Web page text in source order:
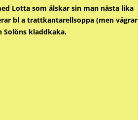
Lotta som älskar sin man nästa lika
bl a trattkantarellsoppa (men vägrar
Solöns kladdkaka.